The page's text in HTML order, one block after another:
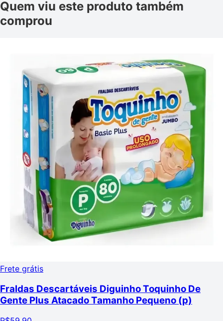
Quem viu este produto também
comprou
Frete grátis
Fraldas Descartáveis Diguinho Toquinho De
Gente Plus Atacado Tamanho Pequeno (p)